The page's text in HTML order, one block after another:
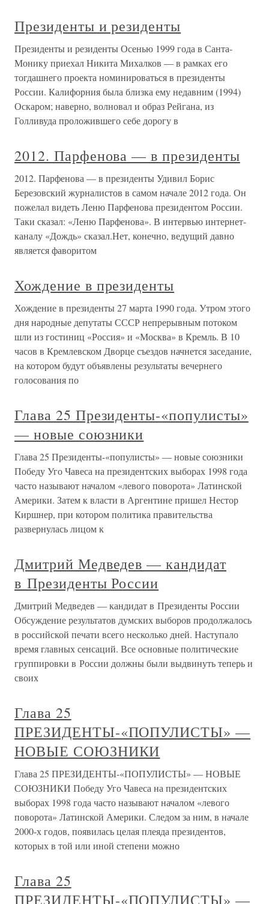
Президенты и резиденты
Президенты и резиденты Осенью 1999 года в Санта-
Монику приехал Никита Михалков — в рамках его
тогдашнего проекта номинироваться в президенты
России. Калифорния была близка ему недавним (1994)
Оскаром; наверно, волновал и образ Рейгана, из
Голливуда проложившего себе дорогу в
2012. Парфенова — в президенты
2012. Парфенова — в президенты Удивил Борис
Березовский журналистов в самом начале 2012 года. Он
пожелал видеть Леню Парфенова президентом России.
Таки сказал: «Леню Парфенова». В интервью интернет-
каналу «Дождь» сказал.Нет, конечно, ведущий давно
является фаворитом
Хождение в президенты
Хождение в президенты 27 марта 1990 года. Утром этого
дня народные депутаты СССР непрерывным потоком
шли из гостиниц «Россия» и «Москва» в Кремль. В 10
часов в Кремлевском Дворце съездов начнется заседание,
на котором будут объявлены результаты вечернего
голосования по
Глава 25 Президенты-«популисты»
— новые союзники
Глава 25 Президенты-«популисты» — новые союзники
Победу Уго Чавеса на президентских выборах 1998 года
часто называют началом «левого поворота» Латинской
Америки. Затем к власти в Аргентине пришел Нестор
Киршнер, при котором политика правительства
развернулась лицом к
Дмитрий Медведев — кандидат
в Президенты России
Дмитрий Медведев — кандидат в Президенты России
Обсуждение результатов думских выборов продолжалось
в российской печати всего несколько дней. Наступало
время главных сенсаций. Все основные политические
группировки в России должны были выдвинуть теперь и
своих
Глава 25
ПРЕЗИДЕНТЫ-«ПОПУЛИСТЫ» —
НОВЫЕ СОЮЗНИКИ
Глава 25 ПРЕЗИДЕНТЫ-«ПОПУЛИСТЫ» — НОВЫЕ
СОЮЗНИКИ Победу Уго Чавеса на президентских
выборах 1998 года часто называют началом «левого
поворота» Латинской Америки. Следом за ним, в начале
2000-х годов, появилась целая плеяда президентов,
которых в той или иной степени можно
Глава 25
ПРЕЗИДЕНТЫ-«ПОПУЛИСТЫ» —